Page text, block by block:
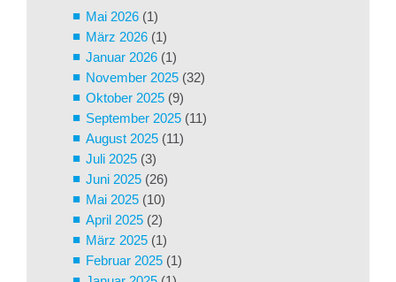
Mai 2026 (1)
März 2026 (1)
Januar 2026 (1)
November 2025 (32)
Oktober 2025 (9)
September 2025 (11)
August 2025 (11)
Juli 2025 (3)
Juni 2025 (26)
Mai 2025 (10)
April 2025 (2)
März 2025 (1)
Februar 2025 (1)